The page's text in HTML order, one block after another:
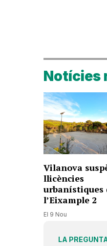
Notícies
Vilanova
llicències
urbanístiques
l’Eixample 2
El 9 Nou
LA